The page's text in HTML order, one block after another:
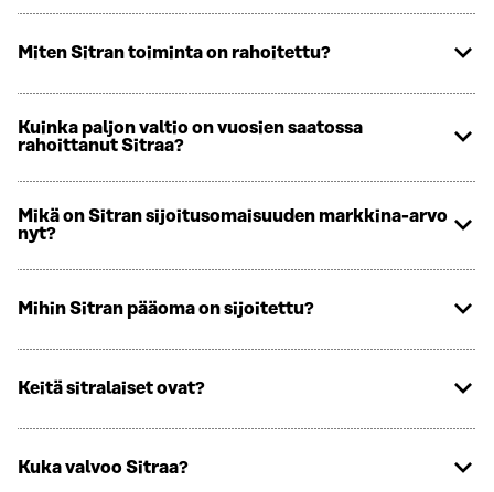
Miten Sitran toiminta on rahoitettu?
Kuinka paljon valtio on vuosien saatossa
rahoittanut Sitraa?
Mikä on Sitran sijoitusomaisuuden markkina-arvo
nyt?
Mihin Sitran pääoma on sijoitettu?
Keitä sitralaiset ovat?
Kuka valvoo Sitraa?